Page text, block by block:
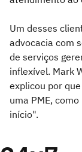
Um desses
advocacia com
de serviços
inflexível. Mark
explicou por
uma PME,
início".